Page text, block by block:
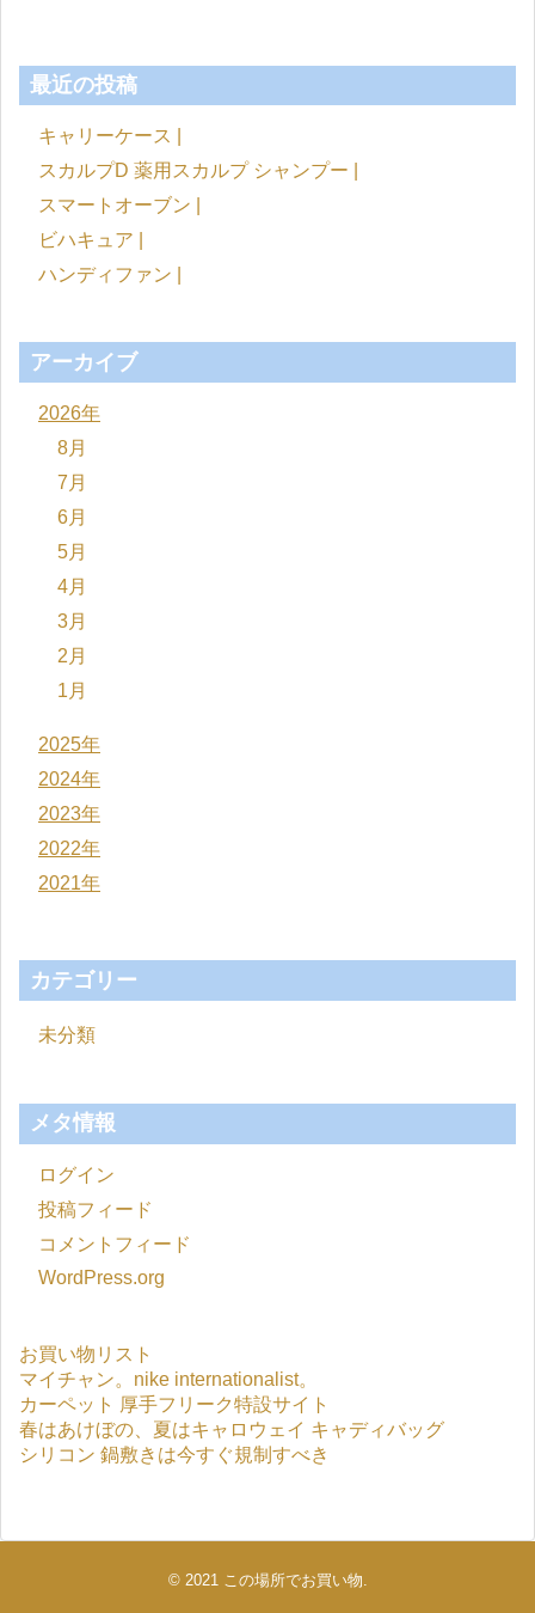
最近の投稿
キャリーケース |
スカルプD 薬用スカルプ シャンプー |
スマートオーブン |
ビハキュア |
ハンディファン |
アーカイブ
2026年
8月
7月
6月
5月
4月
3月
2月
1月
2025年
2024年
2023年
2022年
2021年
カテゴリー
未分類
メタ情報
ログイン
投稿フィード
コメントフィード
WordPress.org
お買い物リスト
マイチャン。nike internationalist。
カーペット 厚手フリーク特設サイト
春はあけぼの、夏はキャロウェイ キャディバッグ
シリコン 鍋敷きは今すぐ規制すべき
© 2021 この場所でお買い物